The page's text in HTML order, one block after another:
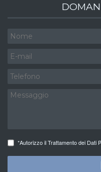
*Autorizzo il Trattamento dei Dati